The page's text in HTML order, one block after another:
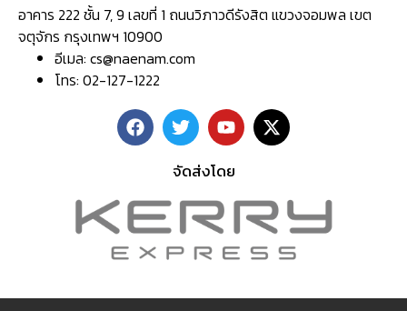
อาคาร 222 ชั้น 7, 9 เลขที่ 1 ถนนวิภาวดีรังสิต แขวงจอมพล เขต
จตุจักร กรุงเทพฯ 10900
อีเมล: cs@naenam.com
โทร: 02-127-1222
จัดส่งโดย